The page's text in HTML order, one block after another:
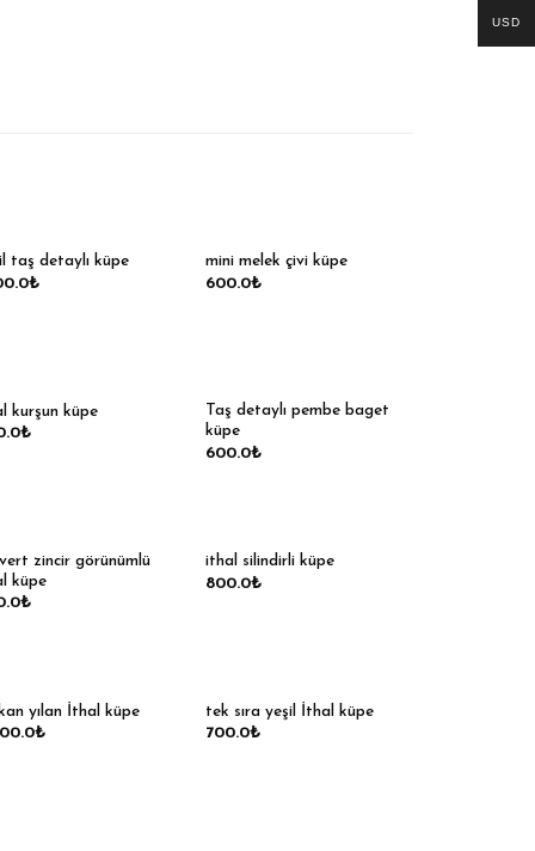
taş detaylı küpe
₺
mini melek çivi küpe
600.0₺
kurşun küpe
₺
Taş detaylı pembe baget
küpe
600.0₺
zincir görünümlü
küpe
₺
ithal silindirli küpe
800.0₺
yılan İthal küpe
₺
tek sıra yeşil İthal küpe
700.0₺
USD